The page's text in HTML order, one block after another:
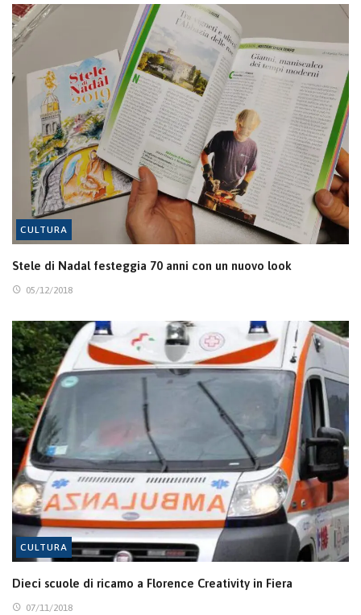
CULTURA
Stele di Nadal festeggia 70 anni con un nuovo look
05/12/2018
CULTURA
Dieci scuole di ricamo a Florence Creativity in Fiera
07/11/2018